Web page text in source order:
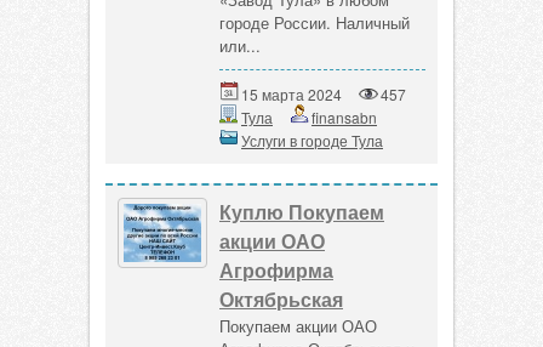
городе России. Наличный
или...
15 марта 2024
457
Тула
finansabn
Услуги в городе Тула
Куплю Покупаем
акции ОАО
Агрофирма
Октябрьская
Покупаем акции ОАО